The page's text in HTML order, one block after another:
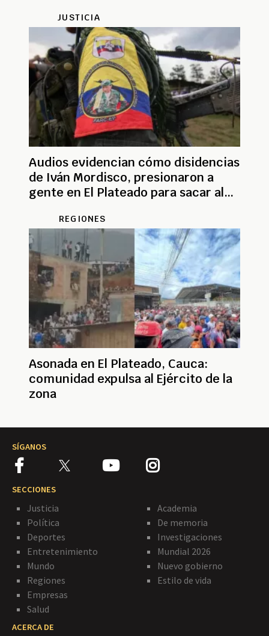
JUSTICIA
Audios evidencian cómo disidencias
de Iván Mordisco, presionaron a
gente en El Plateado para sacar al
REGIONES
Asonada en El Plateado, Cauca:
comunidad expulsa al Ejército de la
zona
SÍGANOS
SECCIONES
Justicia
Política
Deportes
Entretenimiento
Mundo
Regiones
Empresas
Salud
Academia
De memoria
Investigaciones
Mundial 2026
Nuevo gobierno
Estilo de vida
ACERCA DE